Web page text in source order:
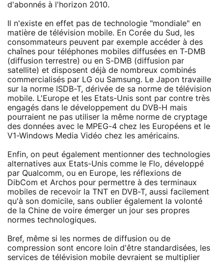
d'abonnés à l'horizon 2010.
Il n'existe en effet pas de technologie "mondiale" en
matière de télévision mobile. En Corée du Sud, les
consommateurs peuvent par exemple accéder à des
chaînes pour téléphones mobiles diffusées en T-DMB
(diffusion terrestre) ou en S-DMB (diffusion par
satellite) et disposent déjà de nombreux combinés
commercialisés par LG ou Samsung. Le Japon travaille
sur la norme ISDB-T, dérivée de sa norme de télévision
mobile. L'Europe et les Etats-Unis sont par contre très
engagés dans le développement du DVB-H mais
pourraient ne pas utiliser la même norme de cryptage
des données avec le MPEG-4 chez les Européens et le
V1-Windows Media Vidéo chez les américains.
Enfin, on peut également mentionner des technologies
alternatives aux Etats-Unis comme le Flo, développé
par Qualcomm, ou en Europe, les réflexions de
DibCom et Archos pour permettre à des terminaux
mobiles de recevoir la TNT en DVB-T, aussi facilement
qu'à son domicile, sans oublier également la volonté
de la Chine de voire émerger un jour ses propres
normes technologiques.
Bref, même si les normes de diffusion ou de
compression sont encore loin d'être standardisées, les
services de télévision mobile devraient se multiplier